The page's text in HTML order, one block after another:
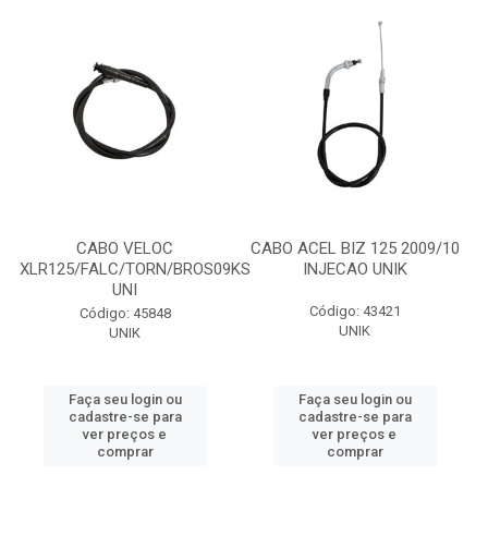
CABO VELOC
XLR125/FALC/TORN/BROS09KS
UNI
Código: 45848
UNIK
Faça seu login ou
cadastre-se para
ver preços e
comprar
CABO ACEL BIZ 125 2009/10
INJECAO UNIK
Código: 43421
UNIK
Faça seu login ou
cadastre-se para
ver preços e
comprar